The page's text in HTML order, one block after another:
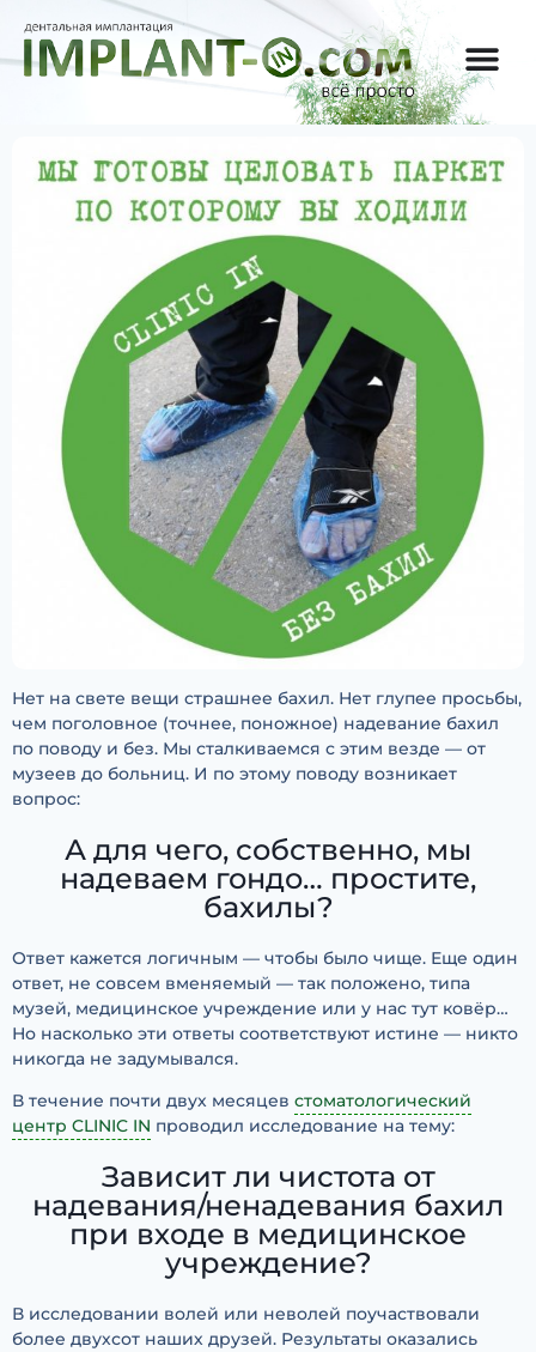
Нет на свете вещи страшнее бахил. Нет глупее просьбы,
чем поголовное (точнее, поножное) надевание бахил
по поводу и без. Мы сталкиваемся с этим везде — от
музеев до больниц. И по этому поводу возникает
вопрос:
А для чего, собственно, мы
надеваем гондо… простите,
бахилы?
Ответ кажется логичным — чтобы было чище. Еще один
ответ, не совсем вменяемый — так положено, типа
музей, медицинское учреждение или у нас тут ковёр…
Но насколько эти ответы соответствуют истине — никто
никогда не задумывался.
В течение почти двух месяцев стоматологический
центр CLINIC IN проводил исследование на тему:
Зависит ли чистота от
надевания/ненадевания бахил
при входе в медицинское
учреждение?
В исследовании волей или неволей поучаствовали
более двухсот наших друзей. Результаты оказались